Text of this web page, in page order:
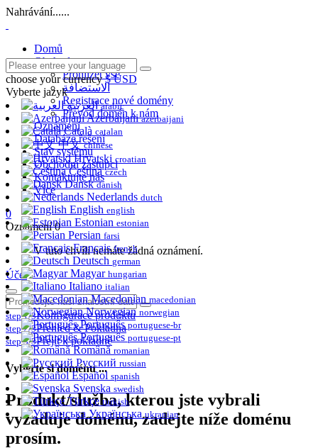
Nahrávání......
Domů
Obchod
Prohlížet vše
الاستضافة
Registrace nové domény
Převod domén k nám
Oznámení
Databáze řešení
Stav systému
Obchodní zástupci
Kontaktujte nás
Více
0
Oznámení0
V tuto chvíli nemáte žádná oznámení.
Účet
step 1/3Konfigurace produktu
step 2/3Přehled & Pokladna
step 3/3Přejít k pokladně
Vyberte si doménu ...
Produkt/služba, kterou jste vybrali
vyžaduje doménu, zadejte níže doménu
prosím.
choose your currency $ USD
Vyberte jazyk
العربيةarabic
Azerbaijaniazerbaijani
Català catalan
中文chinese
Hrvatski croatian
Češtinaczech
Danskdanish
Nederlands dutch
English english
Estonian estonian
Persian farsi
Françaisfrench
Deutsch german
Magyar hungarian
Italiano italian
Macedonian macedonian
Norwegian norwegian
Portuguêsportuguese-br
Portuguêsportuguese-pt
Românăromanian
Русский russian
Español spanish
Svenska swedish
Türkçe turkish
Українська ukranian